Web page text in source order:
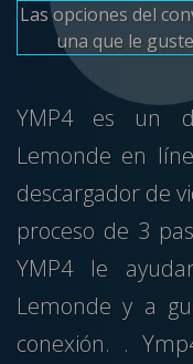
Las opciones del
una que le
YMP4 es un
Lemonde en
descargador de
proceso de 3
YMP4 le
Lemonde y a
conexión. .